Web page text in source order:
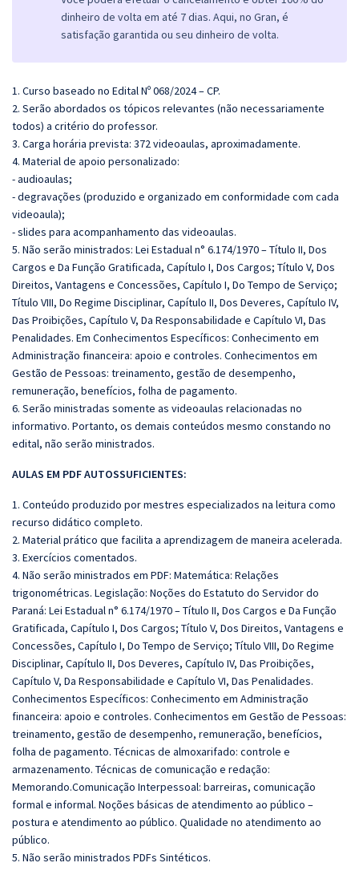
dinheiro de volta em até 7 dias. Aqui, no Gran, é
satisfação garantida ou seu dinheiro de volta.
1. Curso baseado no Edital Nº 068/2024 – CP.
2. Serão abordados os tópicos relevantes (não necessariamente
todos) a critério do professor.
3. Carga horária prevista: 372 videoaulas, aproximadamente.
4. Material de apoio personalizado:
- audioaulas;
- degravações (produzido e organizado em conformidade com cada
videoaula);
- slides para acompanhamento das videoaulas.
5. Não serão ministrados: Lei Estadual n° 6.174/1970 – Título II, Dos
Cargos e Da Função Gratificada, Capítulo I, Dos Cargos; Título V, Dos
Direitos, Vantagens e Concessões, Capítulo I, Do Tempo de Serviço;
Título VIII, Do Regime Disciplinar, Capítulo II, Dos Deveres, Capítulo IV,
Das Proibições, Capítulo V, Da Responsabilidade e Capítulo VI, Das
Penalidades. Em Conhecimentos Específicos: Conhecimento em
Administração financeira: apoio e controles. Conhecimentos em
Gestão de Pessoas: treinamento, gestão de desempenho,
remuneração, benefícios, folha de pagamento.
6. Serão ministradas somente as videoaulas relacionadas no
informativo. Portanto, os demais conteúdos mesmo constando no
edital, não serão ministrados.
AULAS EM PDF AUTOSSUFICIENTES:
1. Conteúdo produzido por mestres especializados na leitura como
recurso didático completo.
2. Material prático que facilita a aprendizagem de maneira acelerada.
3. Exercícios comentados.
4. Não serão ministrados em PDF: Matemática: Relações
trigonométricas. Legislação: Noções do Estatuto do Servidor do
Paraná: Lei Estadual n° 6.174/1970 – Título II, Dos Cargos e Da Função
Gratificada, Capítulo I, Dos Cargos; Título V, Dos Direitos, Vantagens e
Concessões, Capítulo I, Do Tempo de Serviço; Título VIII, Do Regime
Disciplinar, Capítulo II, Dos Deveres, Capítulo IV, Das Proibições,
Capítulo V, Da Responsabilidade e Capítulo VI, Das Penalidades.
Conhecimentos Específicos: Conhecimento em Administração
financeira: apoio e controles. Conhecimentos em Gestão de Pessoas:
treinamento, gestão de desempenho, remuneração, benefícios,
folha de pagamento. Técnicas de almoxarifado: controle e
armazenamento. Técnicas de comunicação e redação:
Memorando.Comunicação Interpessoal: barreiras, comunicação
formal e informal. Noções básicas de atendimento ao público –
postura e atendimento ao público. Qualidade no atendimento ao
público.
5. Não serão ministrados PDFs Sintéticos.